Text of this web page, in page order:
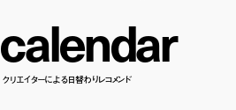
calendar
クリエイターによる日替わりレコメンド